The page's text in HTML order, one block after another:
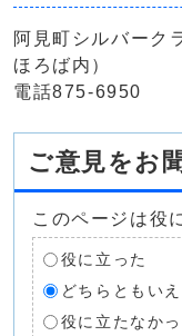
阿見町シルバーク
ほろば内）
電話875-6950
ご意見をお
このページは役
役に立った
どちらともい
役に立たなかっ